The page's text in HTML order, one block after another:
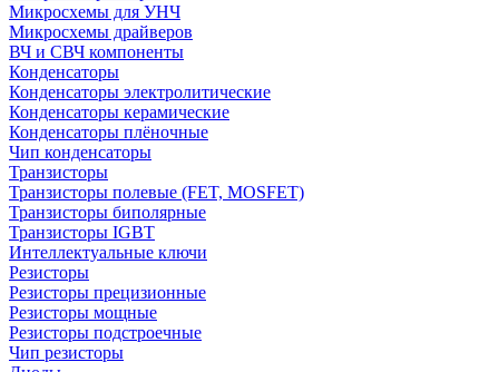
Микросхемы для УНЧ
Микросхемы драйверов
ВЧ и СВЧ компоненты
Конденсаторы
Конденсаторы электролитические
Конденсаторы керамические
Конденсаторы плёночные
Чип конденсаторы
Транзисторы
Транзисторы полевые (FET, MOSFET)
Транзисторы биполярные
Транзисторы IGBT
Интеллектуальные ключи
Резисторы
Резисторы прецизионные
Резисторы мощные
Резисторы подстроечные
Чип резисторы